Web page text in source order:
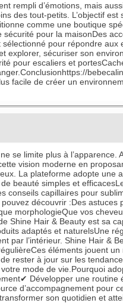
rempli d’émotions, mais
des tout-petits. L’objectif est
comme une boutique
pour la maisonDes
pour répondre aux
sécuriser son
pour escaliers et
facile de créer un
se limite plus à l’apparence.
vision moderne en
La plateforme adopte une
beauté simples et
capillaires pour
découvrir :Des astuces
morphologieQue vos
Shine Hair & Beauty est sa
adaptés et naturelsUne
l’intérieur. Shine Hair &
éléments jouent
rester à jour sur les
mode de vie.Pourquoi
Développer une
d’accompagnement pour
son quotidien et